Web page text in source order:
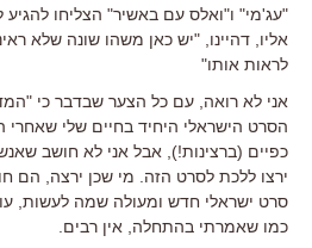
"עג'מי" ו"ואלס עם באשיר" הצליחו להגיע
אליו, דהיינו, "יש כאן משהו שונה שלא
לראות אותו"
אני לא רואה, עם כל הצער שבדבר כי
הסרט הישראלי היחיד בחיים שלי
כפיים (ברצינות!), אבל אני לא חושב
ירצו ללכת לסרט הזה. מי שכן ירצה, הם
סרט ישראלי חדש ומעולה שמה לעשות,
כמו שאמרתי בהתחלה, אין רבים.